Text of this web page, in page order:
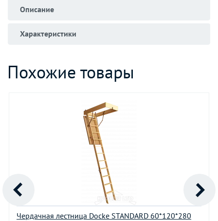
Описание
Характеристики
Похожие товары
Чердачная лестница Docke STANDARD 60*120*280